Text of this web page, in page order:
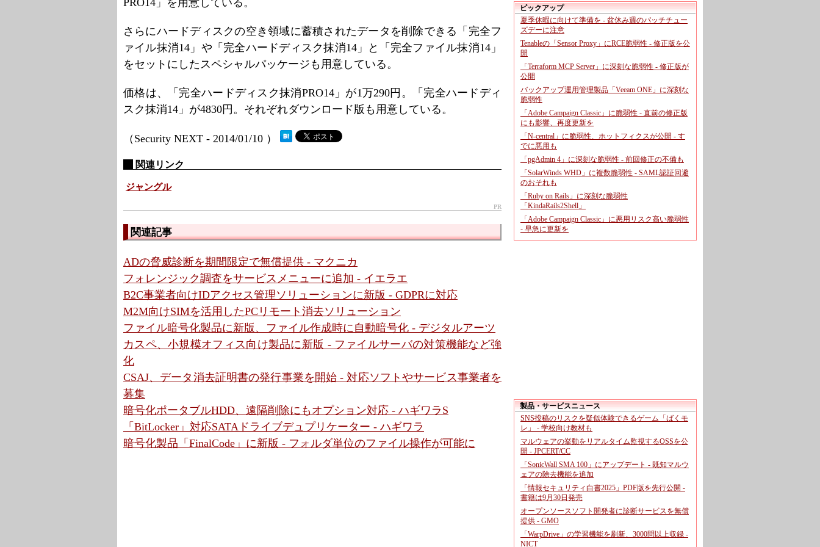
PRO14」を用意している。
さらにハードディスクの空き領域に蓄積されたデータを削除できる「完全フ
ァイル抹消14」や「完全ハードディスク抹消14」と「完全ファイル抹消14」
をセットにしたスペシャルパッケージも用意している。
価格は、「完全ハードディスク抹消PRO14」が1万290円。「完全ハードディ
スク抹消14」が4830円。それぞれダウンロード版も用意している。
（Security NEXT - 2014/01/10 ）
関連リンク
ジャングル
PR
関連記事
ADの脅威診断を期間限定で無償提供 - マクニカ
フォレンジック調査をサービスメニューに追加 - イエラエ
B2C事業者向けIDアクセス管理ソリューションに新版 - GDPRに対応
M2M向けSIMを活用したPCリモート消去ソリューション
ファイル暗号化製品に新版、ファイル作成時に自動暗号化 - デジタルアーツ
カスペ、小規模オフィス向け製品に新版 - ファイルサーバの対策機能など強
化
CSAJ、データ消去証明書の発行事業を開始 - 対応ソフトやサービス事業者を
募集
暗号化ポータブルHDD、遠隔削除にもオプション対応 - ハギワラS
「BitLocker」対応SATAドライブデュプリケーター - ハギワラ
暗号化製品「FinalCode」に新版 - フォルダ単位のファイル操作が可能に
ピックアップ
夏季休暇に向けて準備を - 盆休み週のパッチチュー
ズデーに注意
Tenableの「Sensor Proxy」にRCE脆弱性 - 修正版を公
開
「Terraform MCP Server」に深刻な脆弱性 - 修正版が
公開
バックアップ運用管理製品「Veeam ONE」に深刻な
脆弱性
「Adobe Campaign Classic」に脆弱性 - 直前の修正版
にも影響、再度更新を
「N-central」に脆弱性、ホットフィクスが公開 - す
でに悪用も
「pgAdmin 4」に深刻な脆弱性 - 前回修正の不備も
「SolarWinds WHD」に複数脆弱性 - SAML認証回避
のおそれも
「Ruby on Rails」に深刻な脆弱性
「KindaRails2Shell」
「Adobe Campaign Classic」に悪用リスク高い脆弱性
- 早急に更新を
製品・サービスニュース
SNS投稿のリスクを疑似体験できるゲーム「ばくモ
レ」 - 学校向け教材も
マルウェアの挙動をリアルタイム監視するOSSを公
開 - JPCERT/CC
「SonicWall SMA 100」にアップデート - 既知マルウ
ェアの除去機能を追加
「情報セキュリティ白書2025」PDF版を先行公開 -
書籍は9月30日発売
オープンソースソフト開発者に診断サービスを無償
提供 - GMO
「WarpDrive」の学習機能を刷新、3000問以上収録 -
NICT